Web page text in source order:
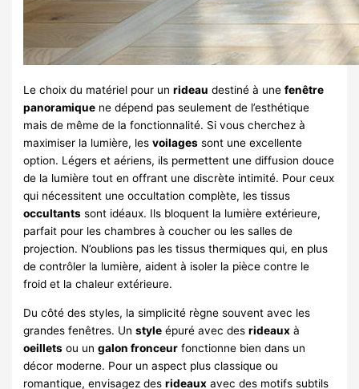
Le choix du matériel pour unrideau destiné à unefenêtre
panoramique ne dépend pas seulement de l’esthétique
mais de même de la fonctionnalité. Si vous cherchez à
maximiser la lumière, lesvoilages sont une excellente
option. Légers et aériens, ils permettent une diffusion douce
de la lumière tout en offrant une discrète intimité. Pour ceux
qui nécessitent une occultation complète, les tissus
occultants sont idéaux. Ils bloquent la lumière extérieure,
parfait pour les chambres à coucher ou les salles de
projection. N’oublions pas les tissus thermiques qui, en plus
de contrôler la lumière, aident à isoler la pièce contre le
froid et la chaleur extérieure.
Du côté des styles, la simplicité règne souvent avec les
grandes fenêtres. Unstyle épuré avec desrideaux à
oeillets ou ungalon fronceur fonctionne bien dans un
décor moderne. Pour un aspect plus classique ou
romantique, envisagez desrideaux avec des motifs subtils